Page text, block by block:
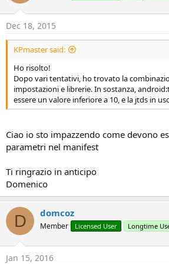
Dec 18, 2015
KPmaster said:
Ho risolto!
Dopo vari tentativi, ho trovato la
impostazioni e librerie. In sostanza,
essere un valore inferiore a 10, e la jtds in
Ciao io sto impazzendo come devono
parametri nel manifest
Ti ringrazio in anticipo
Domenico
D domcoz
Member Licensed User Longtime
Jan 15, 2016